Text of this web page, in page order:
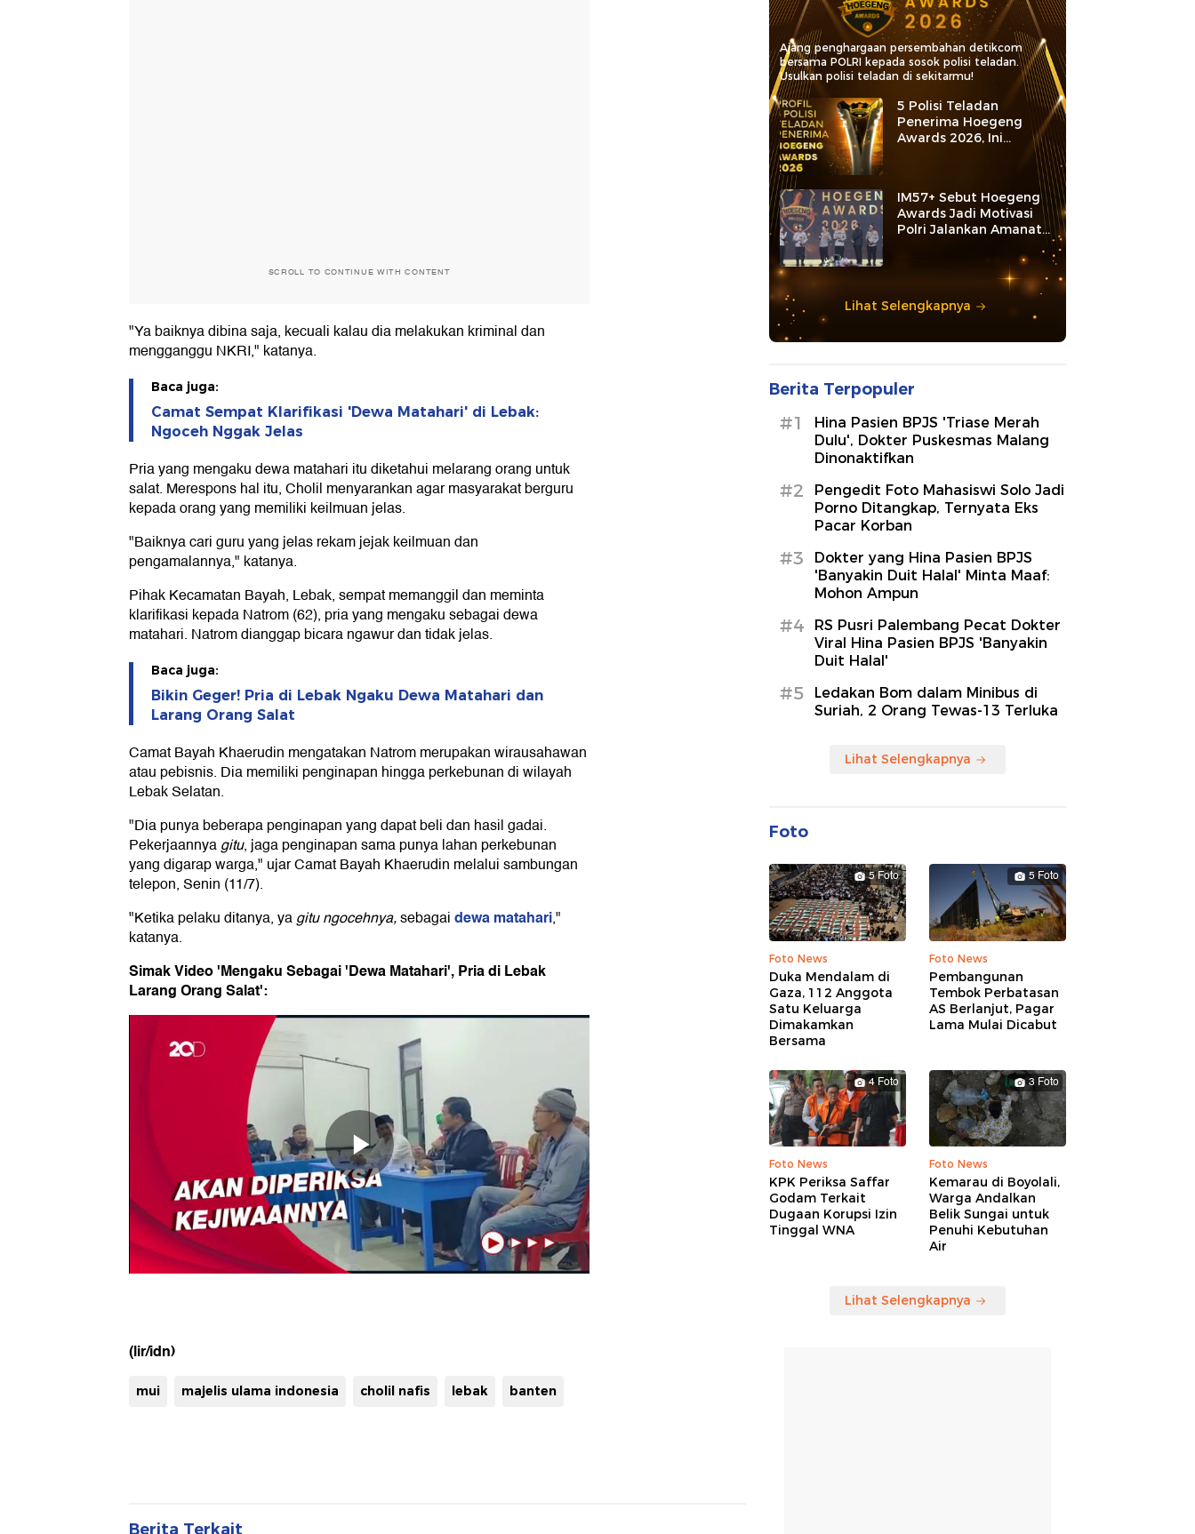
SCROLL TO CONTINUE WITH CONTENT
"Ya baiknya dibina saja, kecuali kalau dia melakukan kriminal dan
mengganggu NKRI," katanya.
Baca juga:
Camat Sempat Klarifikasi 'Dewa Matahari' di Lebak:
Ngoceh Nggak Jelas
Pria yang mengaku dewa matahari itu diketahui melarang orang untuk
salat. Merespons hal itu, Cholil menyarankan agar masyarakat berguru
kepada orang yang memiliki keilmuan jelas.
"Baiknya cari guru yang jelas rekam jejak keilmuan dan
pengamalannya," katanya.
Pihak Kecamatan Bayah, Lebak, sempat memanggil dan meminta
klarifikasi kepada Natrom (62), pria yang mengaku sebagai dewa
matahari. Natrom dianggap bicara ngawur dan tidak jelas.
Baca juga:
Bikin Geger! Pria di Lebak Ngaku Dewa Matahari dan
Larang Orang Salat
Camat Bayah Khaerudin mengatakan Natrom merupakan wirausahawan
atau pebisnis. Dia memiliki penginapan hingga perkebunan di wilayah
Lebak Selatan.
"Dia punya beberapa penginapan yang dapat beli dan hasil gadai.
Pekerjaannyagitu, jaga penginapan sama punya lahan perkebunan
yang digarap warga," ujar Camat Bayah Khaerudin melalui sambungan
telepon, Senin (11/7).
"Ketika pelaku ditanya, yagitu ngocehnya,sebagaidewa matahari,"
katanya.
Simak Video 'Mengaku Sebagai 'Dewa Matahari', Pria di Lebak
Larang Orang Salat':
(lir/idn)
mui majelis ulama indonesia cholil nafis lebak banten
Berita Terkait
Ajang penghargaan persembahan detikcom
bersama POLRI kepada sosok polisi teladan.
Usulkan polisi teladan di sekitarmu!
5 Polisi Teladan
Penerima Hoegeng
Awards 2026, Ini
Kategori dan Kiprahnya
IM57+ Sebut Hoegeng
Awards Jadi Motivasi
Polri Jalankan Amanat
Lihat Selengkapnya
Berita Terpopuler
#1
Hina Pasien BPJS 'Triase Merah
Dulu', Dokter Puskesmas Malang
Dinonaktifkan
#2
Pengedit Foto Mahasiswi Solo Jadi
Porno Ditangkap, Ternyata Eks
Pacar Korban
#3
Dokter yang Hina Pasien BPJS
'Banyakin Duit Halal' Minta Maaf:
Mohon Ampun
#4
RS Pusri Palembang Pecat Dokter
Viral Hina Pasien BPJS 'Banyakin
Duit Halal'
#5
Ledakan Bom dalam Minibus di
Suriah, 2 Orang Tewas-13 Terluka
Lihat Selengkapnya
Foto
5 Foto
Foto News
Duka Mendalam di
Gaza, 112 Anggota
Satu Keluarga
Dimakamkan
Bersama
5 Foto
Foto News
Pembangunan
Tembok Perbatasan
AS Berlanjut, Pagar
Lama Mulai Dicabut
4 Foto
Foto News
KPK Periksa Saffar
Godam Terkait
Dugaan Korupsi Izin
Tinggal WNA
3 Foto
Foto News
Kemarau di Boyolali,
Warga Andalkan
Belik Sungai untuk
Penuhi Kebutuhan
Air
Lihat Selengkapnya